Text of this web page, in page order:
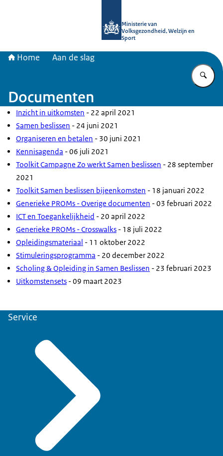
Ministerie van
Volksgezondheid, Welzijn en
Sport
Home Aan de slag
Documenten
Inzicht in uitkomsten - 22 april 2021
Samen beslissen - 24 juni 2021
Organiseren en betalen - 30 juni 2021
Kennisagenda - 06 juli 2021
Toolkit Campagne Zo werkt Samen beslissen - 28 september
2021
Toolkit Samen beslissen bijeenkomsten - 18 januari 2022
Generieke PROMs - Overige documenten - 03 februari 2022
ICT en Toegankelijkheid - 20 april 2022
Generieke PROMs - Crosswalks - 18 juli 2022
Opleidingsmateriaal - 11 oktober 2022
Stimuleringsprogramma - 20 december 2022
Scholing & Opleiding in Samen Beslissen - 23 februari 2023
Uitkomstensets - 09 maart 2023
Service